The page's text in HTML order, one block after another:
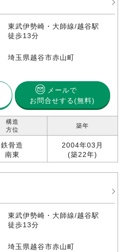
東武伊勢崎・大師線/越谷駅
徒歩13分
埼玉県越谷市赤山町
メールで
お問合せする(無料)
構造
方位
鉄骨造
南東
築年
2004年03月
(築22年)
東武伊勢崎・大師線/越谷駅
徒歩13分
埼玉県越谷市赤山町